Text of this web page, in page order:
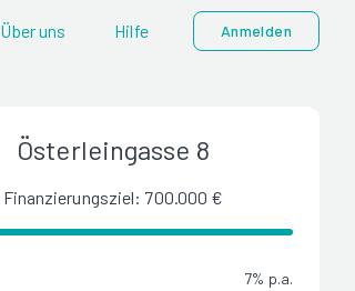
Über uns Hilfe Anmelden
Österleingasse 8
Finanzierungsziel: 700.000 €
7% p.a.